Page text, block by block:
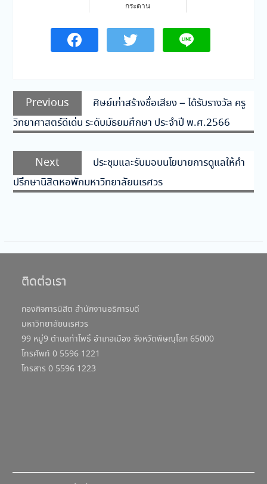
กระดาน
แนะแนว
เรื่อง
Previous
Previous
post:
ศิษย์เก่าสร้างชื่อเสียง – ได้รับรางวัล ครู
วิทยาศาสตร์ดีเด่น ระดับมัธยมศึกษา ประจำปี พ.ศ.2566
Next
Next
post:
ประชุมและรับมอบนโยบายการดูแลให้คำ
ปรึกษานิสิตหอพักมหาวิทยาลัยนเรศวร
ติดต่อเรา
กองกิจการนิสิต สำนักงานอธิการบดี
มหาวิทยาลัยนเรศวร
99 หมู่9 ตำบลท่าโพธิ์ อำเภอเมือง จังหวัดพิษณุโลก 65000
โทรศัพท์ 0 5596 1221
โทรสาร 0 5596 1223